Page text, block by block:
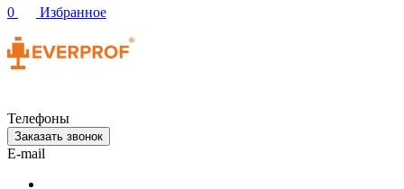
0
Избранное
Телефоны
Заказать звонок
E-mail